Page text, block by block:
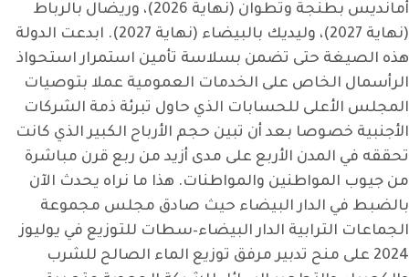
أمانديس بطنجة وتطوان (نهاية 2026)، وريضال بالرباط
(نهاية 2027)، وليديك بالبيضاء (نهاية 2027). ابدعت الدولة
هذه الصيغة حتى تضمن بسلاسة تأمين استمرار استحواذ
الرأسمال الخاص على الخدمات العمومية عملا بتوصيات
المجلس الأعلى للحسابات الذي حاول تبرئة ذمة الشركات
الأجنبية خصوصا بعد أن تبين حجم الأرباح الكبير الذي كانت
تحققه في المدن الأربع على مدى أزيد من ربع قرن مباشرة
من جيوب المواطنين والمواطنات. هذا ما نراه يحدث الآن
بالضبط في الدار البيضاء حيث صادق مجلس مجموعة
الجماعات الترابية الدار البيضاء–سطات للتوزيع في يوليوز
2024 على منح تدبير مرفق توزيع الماء الصالح للشرب